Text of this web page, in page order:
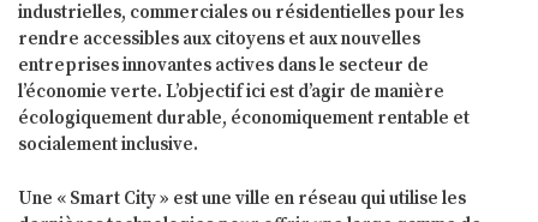
industrielles, commerciales ou résidentielles pour les
rendre accessibles aux citoyens et aux nouvelles
entreprises innovantes actives dans le secteur de
l’économie verte. L’objectif ici est d’agir de manière
écologiquement durable, économiquement rentable et
socialement inclusive.
Une « Smart City » est une ville en réseau qui utilise les